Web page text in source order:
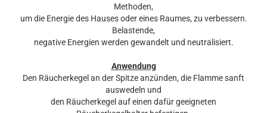
Methoden,
um die Energie des Hauses oder eines Raumes, zu verbessern.
Belastende,
negative Energien werden gewandelt und neutralisiert.
Anwendung
Den Räucherkegel an der Spitze anzünden, die Flamme sanft
auswedeln und
den Räucherkegel auf einen dafür geeigneten